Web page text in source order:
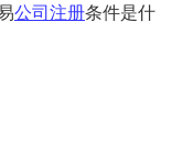
公司注册条件是什